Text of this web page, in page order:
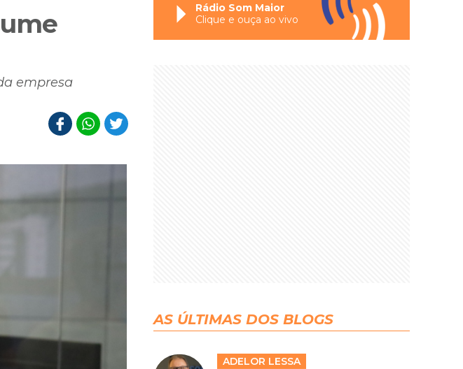
empresa
Rádio Som Maior
Clique e ouça ao vivo
AS ÚLTIMAS DOS BLOGS
ADELOR LESSA